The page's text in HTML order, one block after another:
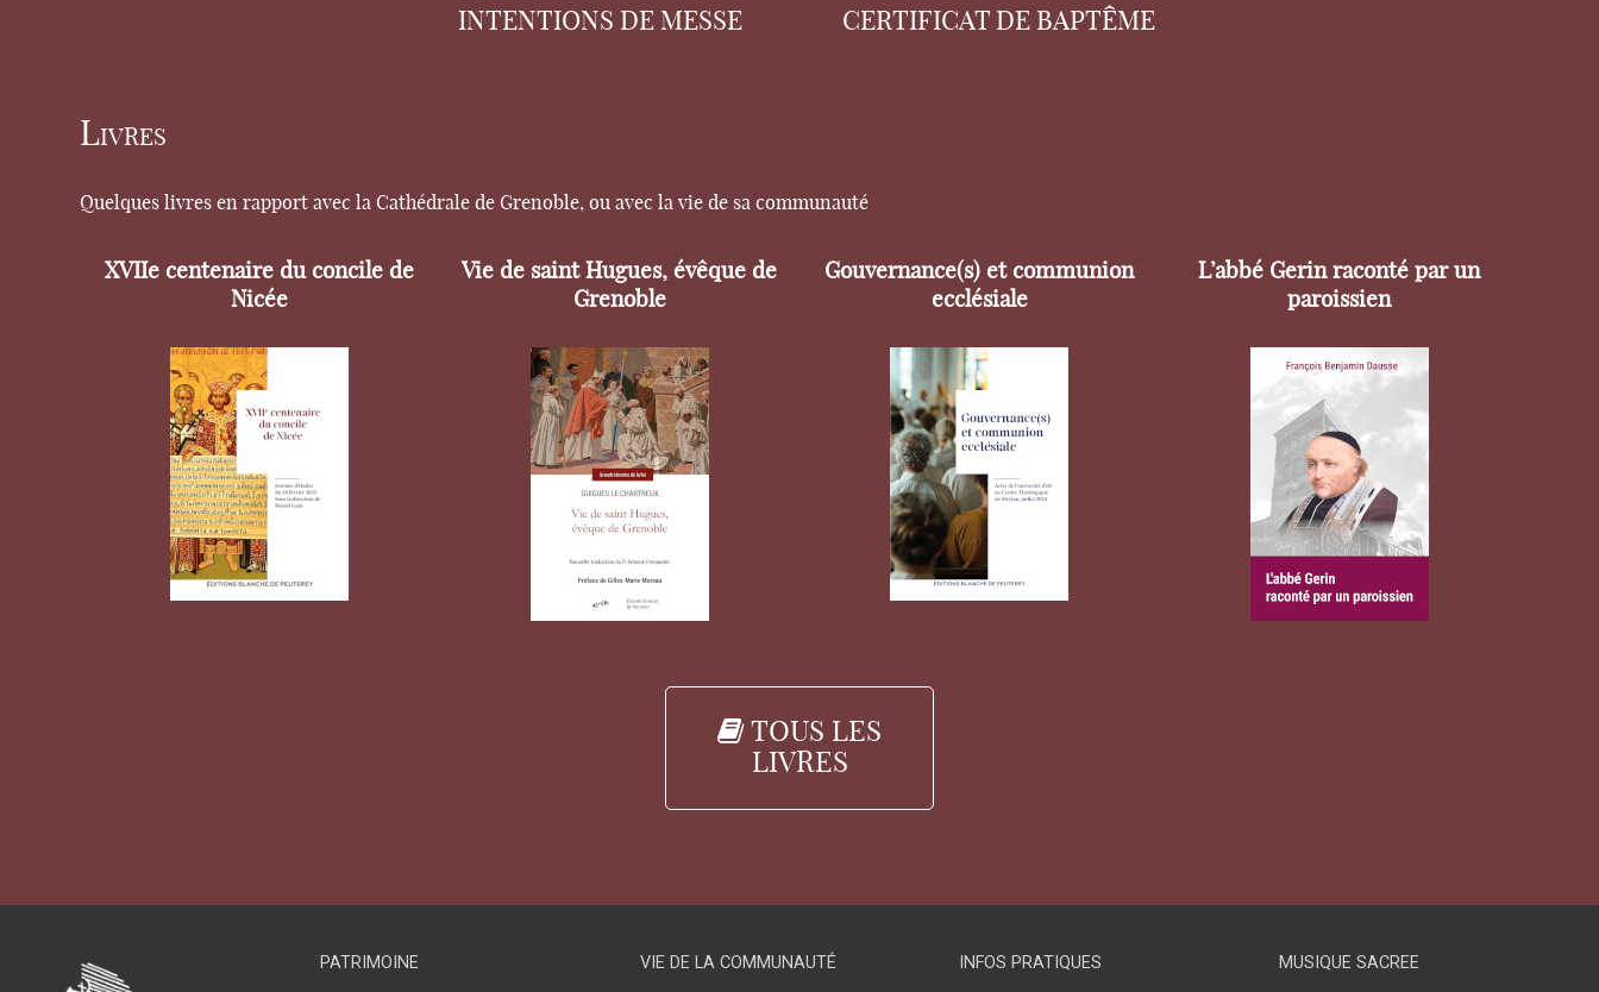
INTENTIONS DE MESSE CERTIFICAT DE BAPTÊME
Livres
Quelques livres en rapport avec la Cathédrale de Grenoble, ou avec la vie de sa communauté
XVIIe centenaire du concile de
Nicée
Vie de saint Hugues, évêque de
Grenoble
Gouvernance(s) et communion
ecclésiale
L’abbé Gerin raconté par un
paroissien
TOUS LES
LIVRES
PATRIMOINE VIE DE LA COMMUNAUTÉ INFOS PRATIQUES MUSIQUE SACREE